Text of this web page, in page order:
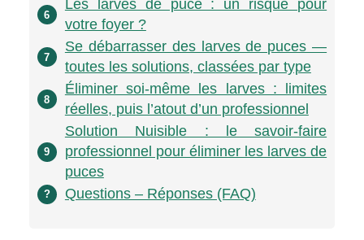
6
Les larves de puce : un risque pour
votre foyer ?
7
Se débarrasser des larves de puces —
toutes les solutions, classées par type
8
Éliminer soi-même les larves : limites
réelles, puis l’atout d’un professionnel
9
Solution Nuisible : le savoir-faire
professionnel pour éliminer les larves de
puces
? Questions – Réponses (FAQ)